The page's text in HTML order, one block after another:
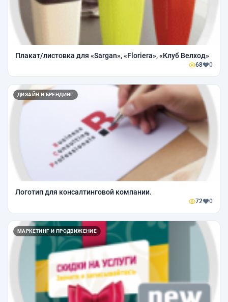
Плакат/листовка для «Sargan», «Floriera», «Клуб Велход»
68 0
ДИЗАЙН И БРЕНДИНГ
Логотип для консалтинговой компании.
72 0
МАРКЕТИНГ И ПРОДВИЖЕНИЕ